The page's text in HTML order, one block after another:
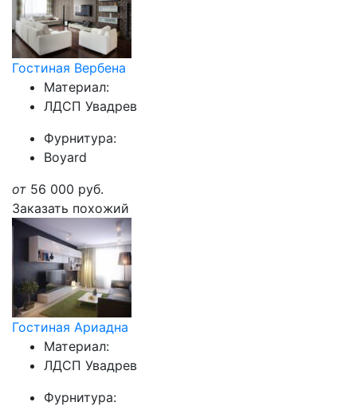
Гостиная Вербена
Материал:
ЛДСП Увадрев
Фурнитура:
Boyard
от 56 000 руб.
Заказать похожий
Гостиная Ариадна
Материал:
ЛДСП Увадрев
Фурнитура: